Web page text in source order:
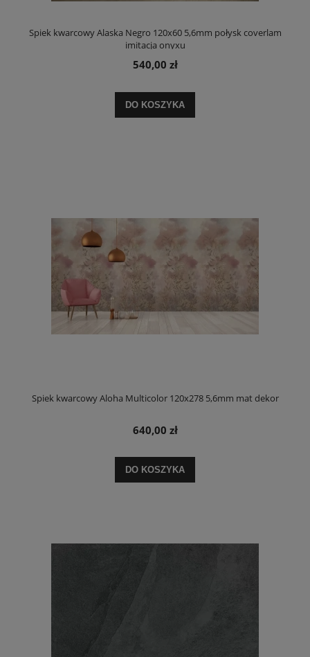
Spiek kwarcowy Alaska Negro 120x60 5,6mm połysk coverlam
imitacja onyxu
540,00 zł
DO KOSZYKA
Spiek kwarcowy Aloha Multicolor 120x278 5,6mm mat dekor
640,00 zł
DO KOSZYKA